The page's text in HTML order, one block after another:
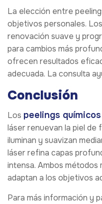
La elección entre
objetivos personales.
renovación suave y
para cambios más
ofrecen resultados
adecuada. La consulta
Conclusión
Los peelings químicos
láser renuevan la piel de
iluminan y suavizan
láser refina capas
intensa. Ambos métodos
adaptan a los objetivos
Para más información y